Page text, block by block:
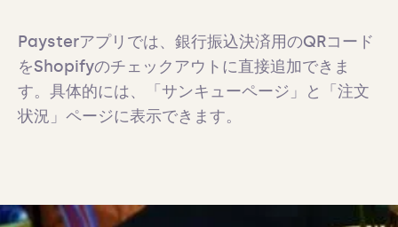
Paysterアプリでは、銀行振込決済用のQRコード
をShopifyのチェックアウトに直接追加できま
す。具体的には、「サンキューページ」と「注文
状況」ページに表示できます。